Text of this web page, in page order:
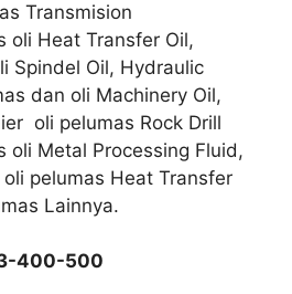
Transmision
oli Heat Transfer Oil,
Spindel Oil, Hydraulic
dan oli Machinery Oil,
oli pelumas Rock Drill
oli Metal Processing Fluid,
pelumas Heat Transfer
Lainnya.
400-500